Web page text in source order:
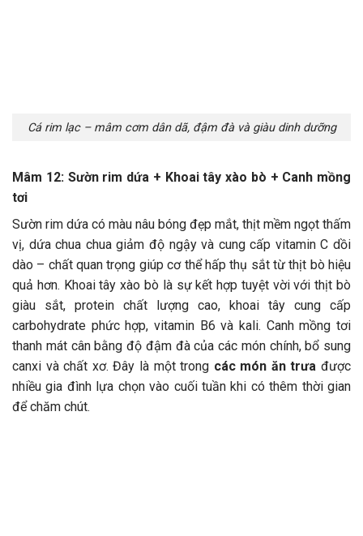
Cá rim lạc – mâm cơm dân dã, đậm đà và giàu dinh dưỡng
Mâm 12: Sườn rim dứa + Khoai tây xào bò + Canh mồng
tơi
Sườn rim dứa có màu nâu bóng đẹp mắt, thịt mềm ngọt thấm
vị, dứa chua chua giảm độ ngậy và cung cấp vitamin C dồi
dào – chất quan trọng giúp cơ thể hấp thụ sắt từ thịt bò hiệu
quả hơn. Khoai tây xào bò là sự kết hợp tuyệt vời với thịt bò
giàu sắt, protein chất lượng cao, khoai tây cung cấp
carbohydrate phức hợp, vitamin B6 và kali. Canh mồng tơi
thanh mát cân bằng độ đậm đà của các món chính, bổ sung
canxi và chất xơ. Đây là một trong các món ăn trưa được
nhiều gia đình lựa chọn vào cuối tuần khi có thêm thời gian
để chăm chút.